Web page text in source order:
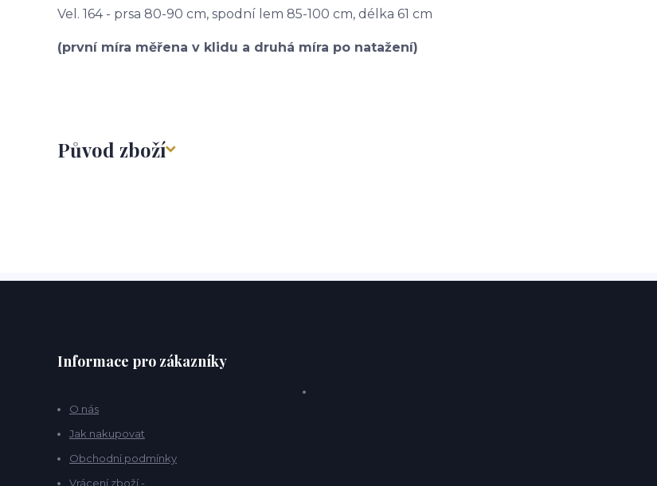
Vel. 164 - prsa 80-90 cm, spodní lem 85-100 cm, délka 61 cm
(první míra měřena v klidu a druhá míra po natažení)
Původ zboží
Informace pro zákazníky
O nás
Jak nakupovat
Obchodní podmínky
Vrácení zboží -